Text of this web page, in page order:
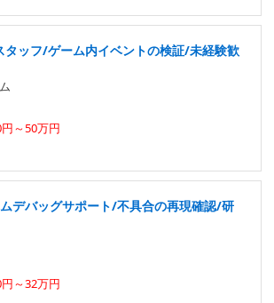
タッフ/ゲーム内イベントの検証/未経験歓
～50万円
デバッグサポート/不具合の再現確認/研
～32万円